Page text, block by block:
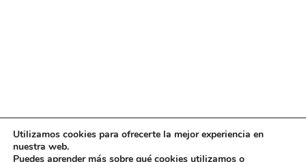
Utilizamos cookies para ofrecerte la mejor experiencia en
nuestra web.
Puedes aprender más sobre qué cookies utilizamos o